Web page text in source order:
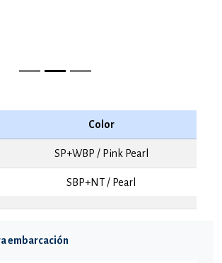
Color
SP+WBP / Pink Pearl
SBP+NT / Pearl
embarcación